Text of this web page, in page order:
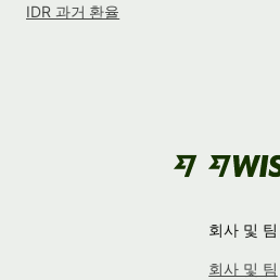
IDR 과거 환율
회사 및 팀
회사 및 팀